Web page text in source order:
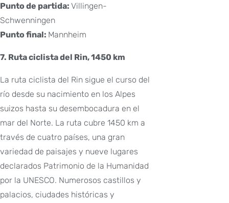
Punto de partida: Villingen-
Schwenningen
Punto final: Mannheim
7. Ruta ciclista del Rin, 1450 km
La ruta ciclista del Rin sigue el curso del
río desde su nacimiento en los Alpes
suizos hasta su desembocadura en el
mar del Norte. La ruta cubre 1450 km a
través de cuatro países, una gran
variedad de paisajes y nueve lugares
declarados Patrimonio de la Humanidad
por la UNESCO. Numerosos castillos y
palacios, ciudades históricas y